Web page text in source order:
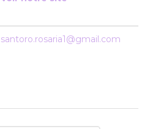
santoro.rosaria1@gmail.com